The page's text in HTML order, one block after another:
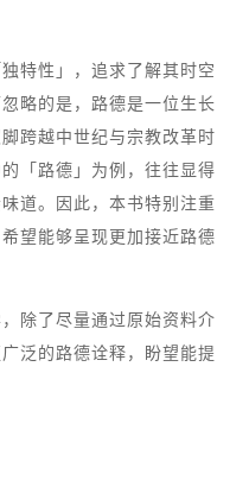
特性」，追求了解其时空
略的是，路德是一位生长
跨越中世纪与宗教改革时
「路德」为例，往往显得
道。因此，本书特别注重
望能够呈现更加接近路德
除了尽量通过原始资料介
泛的路德诠释，盼望能提